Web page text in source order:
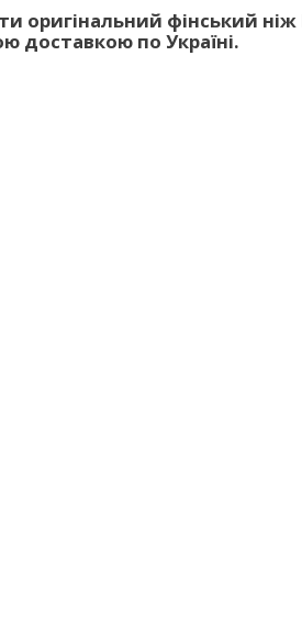
оригінальний фінський ніж
доставкою по Україні.